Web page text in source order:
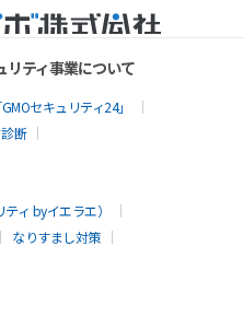
リティ事業について
セキュリティ24」
断
ィ byイエラエ）
なりすまし対策